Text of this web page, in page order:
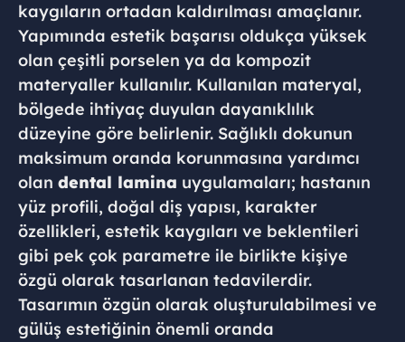
kaygıların ortadan kaldırılması amaçlanır.
Yapımında estetik başarısı oldukça yüksek
olan çeşitli porselen ya da kompozit
materyaller kullanılır. Kullanılan materyal,
bölgede ihtiyaç duyulan dayanıklılık
düzeyine göre belirlenir. Sağlıklı dokunun
maksimum oranda korunmasına yardımcı
olan dental lamina uygulamaları; hastanın
yüz profili, doğal diş yapısı, karakter
özellikleri, estetik kaygıları ve beklentileri
gibi pek çok parametre ile birlikte kişiye
özgü olarak tasarlanan tedavilerdir.
Tasarımın özgün olarak oluşturulabilmesi ve
gülüş estetiğinin önemli oranda